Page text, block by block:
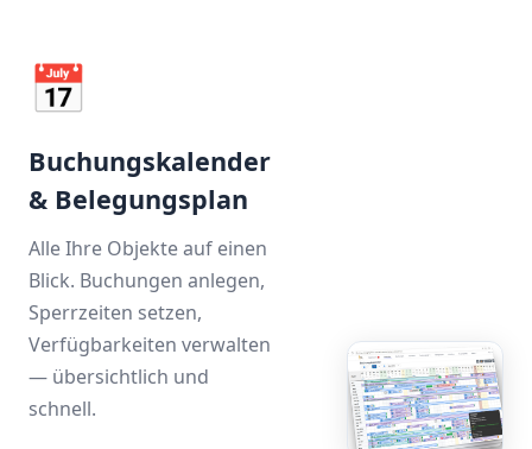
📅
Buchungskalender
& Belegungsplan
Alle Ihre Objekte auf einen
Blick. Buchungen anlegen,
Sperrzeiten setzen,
Verfügbarkeiten verwalten
— übersichtlich und
schnell.